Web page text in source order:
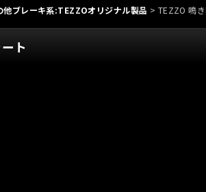
他ブレーキ系:TEZZOオリジナル製品 > TEZZO 鳴
ト